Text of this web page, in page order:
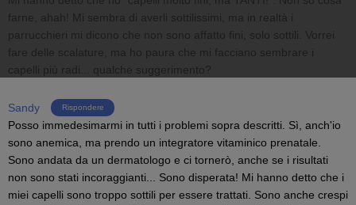
farne, ahah! Mi sembra di averli sottilissimi, ma in realtà i
parrucchieri mi dicono che non sono affatto fini, solo sottili. Vorrei
fare delle scalature, ma ho paura che mi facciano sembrare i
capelli più radi... qualche suggerimento?
Sandy Rispondere
Posso immedesimarmi in tutti i problemi sopra descritti. Sì, anch'io
sono anemica, ma prendo un integratore vitaminico prenatale.
Sono andata da un dermatologo e ci tornerò, anche se i risultati
non sono stati incoraggianti... Sono disperata! Mi hanno detto che i
miei capelli sono troppo sottili per essere trattati. Sono anche crespi